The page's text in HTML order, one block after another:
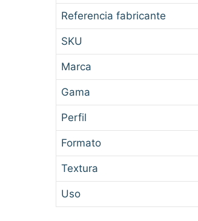
Referencia fabricante
SKU
Marca
Gama
Perfil
Formato
Textura
Uso